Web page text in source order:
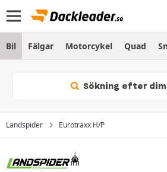
Bil Fälgar Motorcykel Quad
Sökning efter
Landspider Eurotraxx H/P